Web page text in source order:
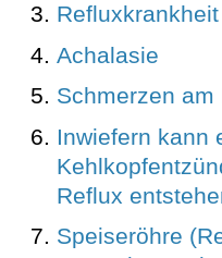
Refluxkrankheit
Achalasie
Schmerzen am
Inwiefern kann
Reflux
Speiseröhre